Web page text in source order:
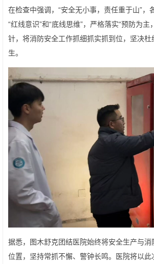
在检查中强调，“安全无小事，责任重于山”，
“红线意识”和“底线思维”，严格落实“预防为主
针，将消防安全工作抓细抓实抓到位，坚决杜
生。
据悉，图木舒克团结医院始终将安全生产与
位置，坚持常抓不懈、警钟长鸣。医院将以此